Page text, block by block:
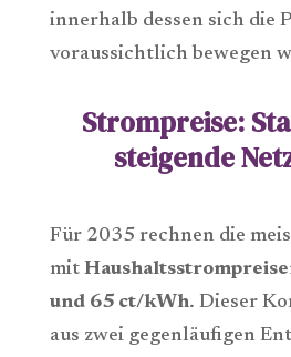
innerhalb dessen sich die
voraussichtlich bewegen
Strompreise:
steigende
Für 2035 rechnen die
mit
und 65 ct/kWh. Dieser
aus zwei gegenläufigen